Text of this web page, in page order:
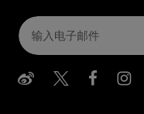
BelkinBelkin